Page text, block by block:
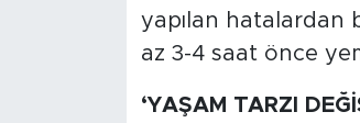
yapılan hatalardan
az 3-4 saat önce
‘YAŞAM TARZI